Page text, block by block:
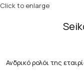
Click to enlarge
Ανδρικό ρολόι της